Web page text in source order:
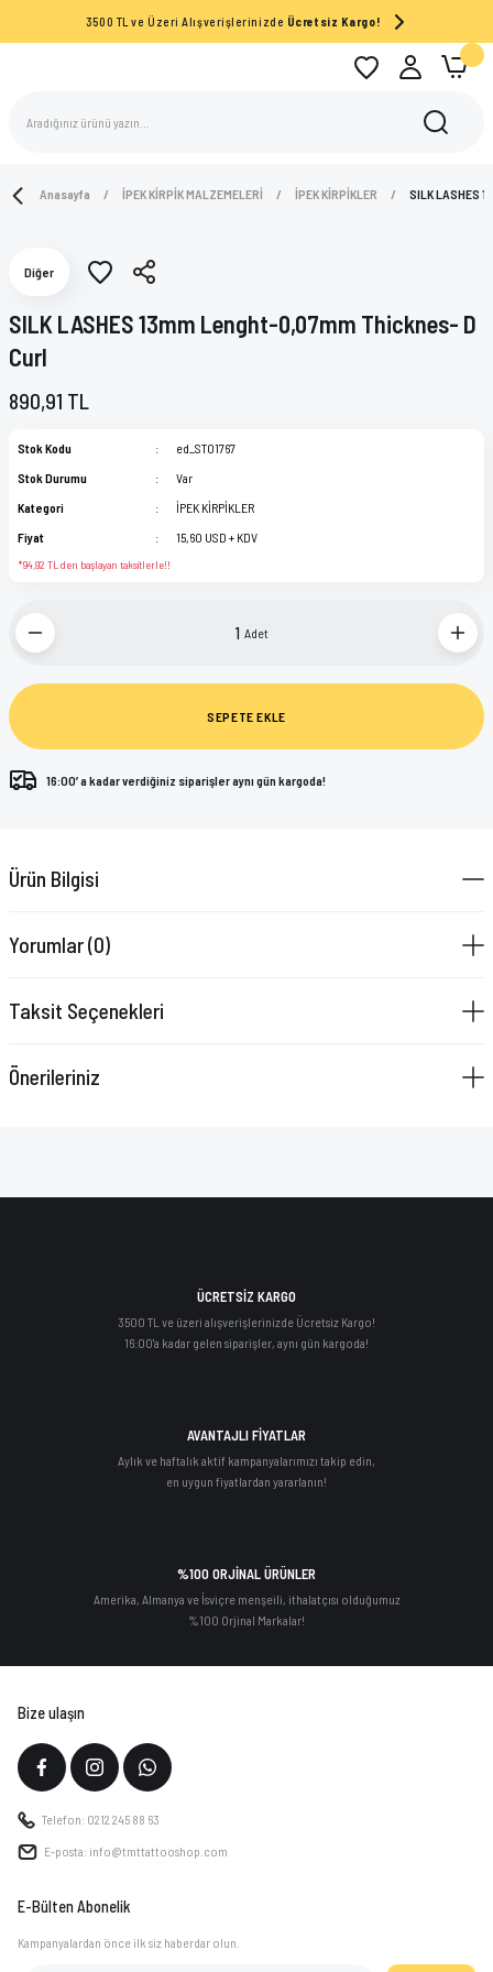
3500 TL ve Üzeri Alışverişlerinizde Ücretsiz Kargo!
Anasayfa İPEK KİRPİK MALZEMELERİ İPEK KİRPİKLER SILK LASHES
Diğer
SILK LASHES 13mm Lenght-0,07mm Thicknes- D
Curl
890,91 TL
Stok Kodu
ed_ST01767
Stok Durumu
Var
Kategori
İPEK KİRPİKLER
Fiyat
15,60 USD + KDV
*94,92 TL den başlayan taksitlerle!!
Adet
SEPETE EKLE
16:00’ a kadar verdiğiniz siparişler aynı gün kargoda!
Ürün Bilgisi
Yorumlar (0)
Taksit Seçenekleri
Önerileriniz
ÜCRETSİZ KARGO
3500 TL ve üzeri alışverişlerinizde Ücretsiz Kargo!
16:00'a kadar gelen siparişler, aynı gün kargoda!
AVANTAJLI FİYATLAR
Aylık ve haftalık aktif kampanyalarımızı takip edin,
en uygun fiyatlardan yararlanın!
%100 ORJİNAL ÜRÜNLER
Amerika, Almanya ve İsviçre menşeili, ithalatçısı olduğumuz
%100 Orjinal Markalar!
Bize ulaşın
Telefon: 0212 245 88 63
E-posta: info@tmttattooshop.com
E-Bülten Abonelik
Kampanyalardan önce ilk siz haberdar olun.